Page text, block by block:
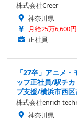
株式会社Creer
神奈川県
月給25万6,600
正社員
「27卒」アニメ
ッフ正社員/駅チ
プ支援/横浜市西区
株式会社enrich
神奈川県